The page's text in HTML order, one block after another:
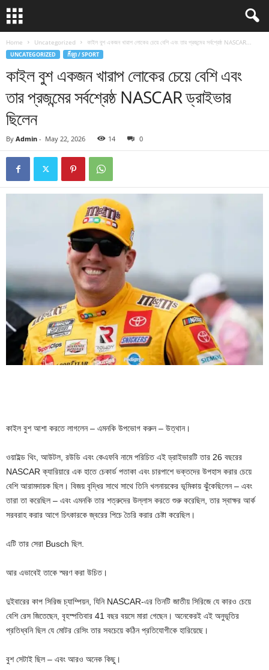
Home Uncategorized কাইল বুশ একজন খারাপ লোকের চেয়ে বেশি এবং তার প্রজন্মের সর্বশ্রেষ্ঠ NASCAR...
UNCATEGORIZED កីឡា / SPORT
কাইল বুশ একজন খারাপ লোকের চেয়ে বেশি এবং
তার প্রজন্মের সর্বশ্রেষ্ঠ NASCAR ড্রাইভার
ছিলেন
By Admin - May 22, 2026 14 0
কাইল বুশ আশা করতে লাগলেন – এমনকি উপভোগ করুন – উত্থান।
ওয়াইল্ড থিং, আউটল, রউডি এবং কেএফবি নামে পরিচিত এই ড্রাইভারটি তার 26 বছরের
NASCAR ক্যারিয়ারে এক হাতে চেকার্ড পতাকা এবং চারপাশে ভক্তদের উপহাস করার চেয়ে
বেশি আরামদায়ক ছিল। বিজয় বৃদ্ধির সাথে সাথে তিনি খলনায়কের ভূমিকায় ঝুঁকেছিলেন – এবং
তারা তা করেছিল – এবং এমনকি তার শত্রুদের উল্লাস করতে শুরু করেছিল, তার স্বাক্ষর আর্ক
সরবরাহ করার আগে চিৎকারকে জ্বরের পিচে তৈরি করার চেষ্টা করেছিল।
এটি তার সেরা Busch ছিল.
আর এভাবেই তাকে স্মরণ করা উচিত।
দুইবারের কাপ সিরিজ চ্যাম্পিয়ন, যিনি NASCAR-এর তিনটি জাতীয় সিরিজে যে কারও চেয়ে
বেশি রেস জিতেছেন, বৃহস্পতিবার 41 বছর বয়সে মারা গেছেন। অনেকেরই এই অনুভূতির
প্রতিধ্বনি ছিল যে মোটর রেসিং তার সবচেয়ে কঠিন প্রতিযোগীকে হারিয়েছে।
বুশ সেটাই ছিল – এবং আরও অনেক কিছু।